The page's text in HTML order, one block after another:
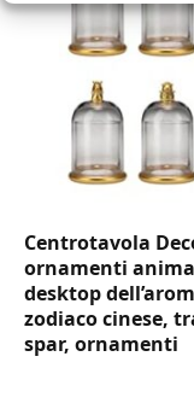
Centrotavola
ornamenti
desktop
zodiaco cinese,
spar, ornamenti